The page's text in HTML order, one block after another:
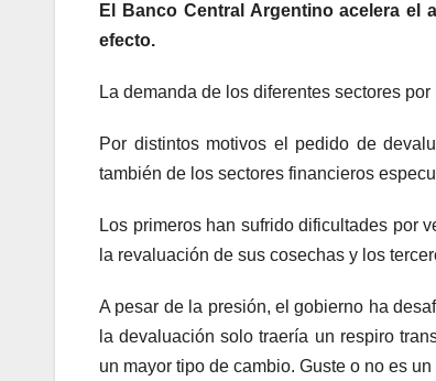
El Banco Central Argentino acelera el
efecto.
La demanda de los diferentes sectores
Por distintos motivos el pedido de
también de los sectores financieros
Los primeros han sufrido dificultades por
la revaluación de sus cosechas y los
A pesar de la presión, el gobierno ha
la devaluación solo traería un respiro
un mayor tipo de cambio. Guste o no es